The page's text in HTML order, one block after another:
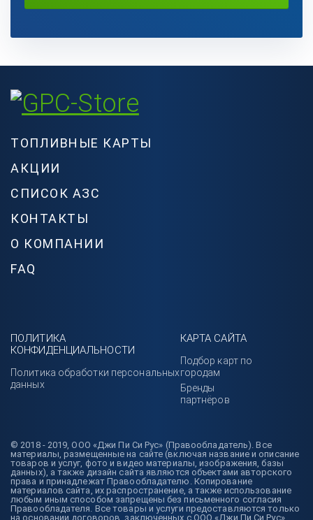
ТОПЛИВНЫЕ КАРТЫ
АКЦИИ
СПИСОК АЗС
КОНТАКТЫ
О КОМПАНИИ
FAQ
© 2018 - 2019, ООО «Джи Пи Си Рус» (Правообладатель). Все
материалы, размещенные на сайте (включая название и описание
товаров и услуг, фото и видео материалы, изображения, базы
данных), а также дизайн сайта являются объектами авторского
права и принадлежат Правообладателю. Копирование
материалов сайта, их распространение, а также использование
любым иным способом запрещены без письменного согласия
Правообладателя. Все товары и услуги предоставляются только
на основании договоров, заключенных с ООО «Джи Пи Си Рус».
ПОЛИТИКА
КОНФИДЕНЦИАЛЬНОСТИ
Политика обработки персональных
данных
КАРТА САЙТА
Подбор карт по
городам
Бренды
партнёров